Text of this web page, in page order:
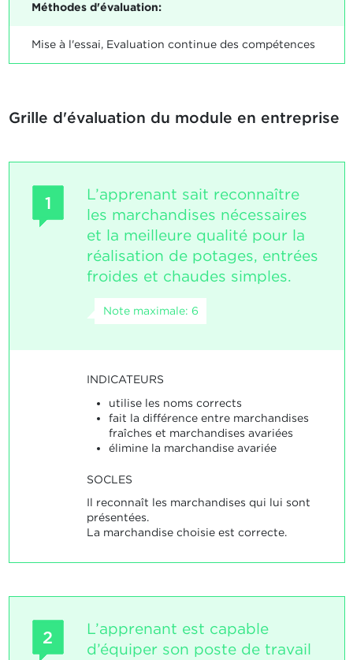
Méthodes d'évaluation:
Mise à l'essai, Evaluation continue des compétences
Grille d'évaluation du module en entreprise
1
L’apprenant sait reconnaître
les marchandises nécessaires
et la meilleure qualité pour la
réalisation de potages, entrées
froides et chaudes simples.
Note maximale: 6
INDICATEURS
utilise les noms corrects
fait la différence entre marchandises
fraîches et marchandises avariées
élimine la marchandise avariée
SOCLES
Il reconnaît les marchandises qui lui sont
présentées.
La marchandise choisie est correcte.
2
L’apprenant est capable
d’équiper son poste de travail